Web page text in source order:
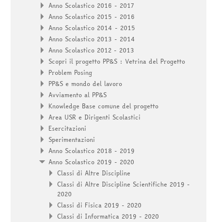
Anno Scolastico 2016 - 2017
Anno Scolastico 2015 - 2016
Anno Scolastico 2014 - 2015
Anno Scolastico 2013 - 2014
Anno Scolastico 2012 - 2013
Scopri il progetto PP&S : Vetrina del Progetto
Problem Posing
PP&S e mondo del lavoro
Avviamento al PP&S
Knowledge Base comune del progetto
Area USR e Dirigenti Scolastici
Esercitazioni
Sperimentazioni
Anno Scolastico 2018 - 2019
Anno Scolastico 2019 - 2020
Classi di Altre Discipline
Classi di Altre Discipline Scientifiche 2019 -
2020
Classi di Fisica 2019 - 2020
Classi di Informatica 2019 - 2020